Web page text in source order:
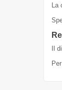
La
Il